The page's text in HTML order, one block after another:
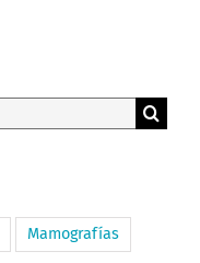
Mamografías